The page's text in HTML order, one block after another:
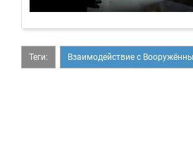
Теги: Взаимодействие с